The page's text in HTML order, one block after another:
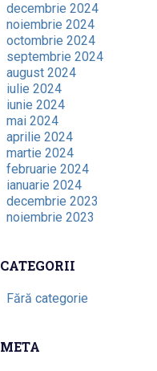
decembrie 2024
noiembrie 2024
octombrie 2024
septembrie 2024
august 2024
iulie 2024
iunie 2024
mai 2024
aprilie 2024
martie 2024
februarie 2024
ianuarie 2024
decembrie 2023
noiembrie 2023
CATEGORII
Fără categorie
META